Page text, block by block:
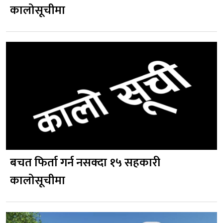
कालोसूचीमा
बचत फिर्ता गर्न नसक्दा १५ सहकारी
कालोसूचीमा